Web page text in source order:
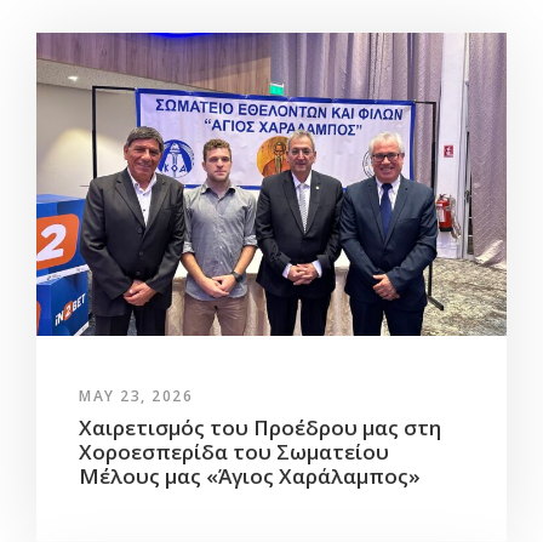
MAY 23, 2026
Χαιρετισμός του Προέδρου μας στη
Χοροεσπερίδα του Σωματείου
Μέλους μας «Άγιος Χαράλαμπος»